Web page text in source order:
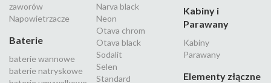
zaworów
Napowietrzacze
Baterie
baterie wannowe
baterie natryskowe
Narva black
Neon
Otava chrom
Otava black
Sodalit
Selen
Standard
Kabiny i
Parawany
Kabiny
Parawany
Elementy złączne